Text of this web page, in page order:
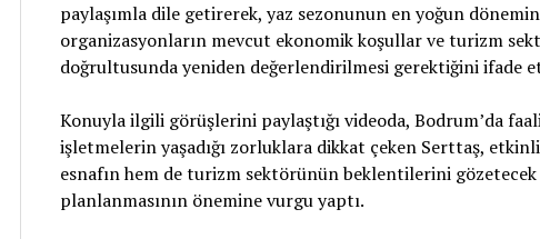
paylaşımla dile getirerek, yaz sezonunun en yoğun
organizasyonların mevcut ekonomik koşullar ve turizm
doğrultusunda yeniden değerlendirilmesi gerektiğini ifade
Konuyla ilgili görüşlerini paylaştığı videoda, Bodrum’da
işletmelerin yaşadığı zorluklara dikkat çeken Serttaş,
esnafın hem de turizm sektörünün beklentilerini gözetecek
planlanmasının önemine vurgu yaptı.